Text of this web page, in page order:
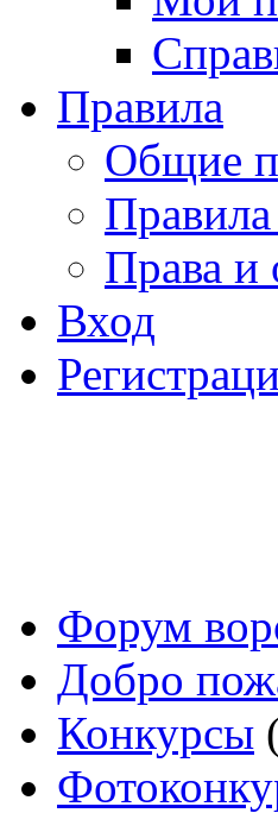
Правила
Общие
Права и
Вход
Форум
Добро
Конкурсы